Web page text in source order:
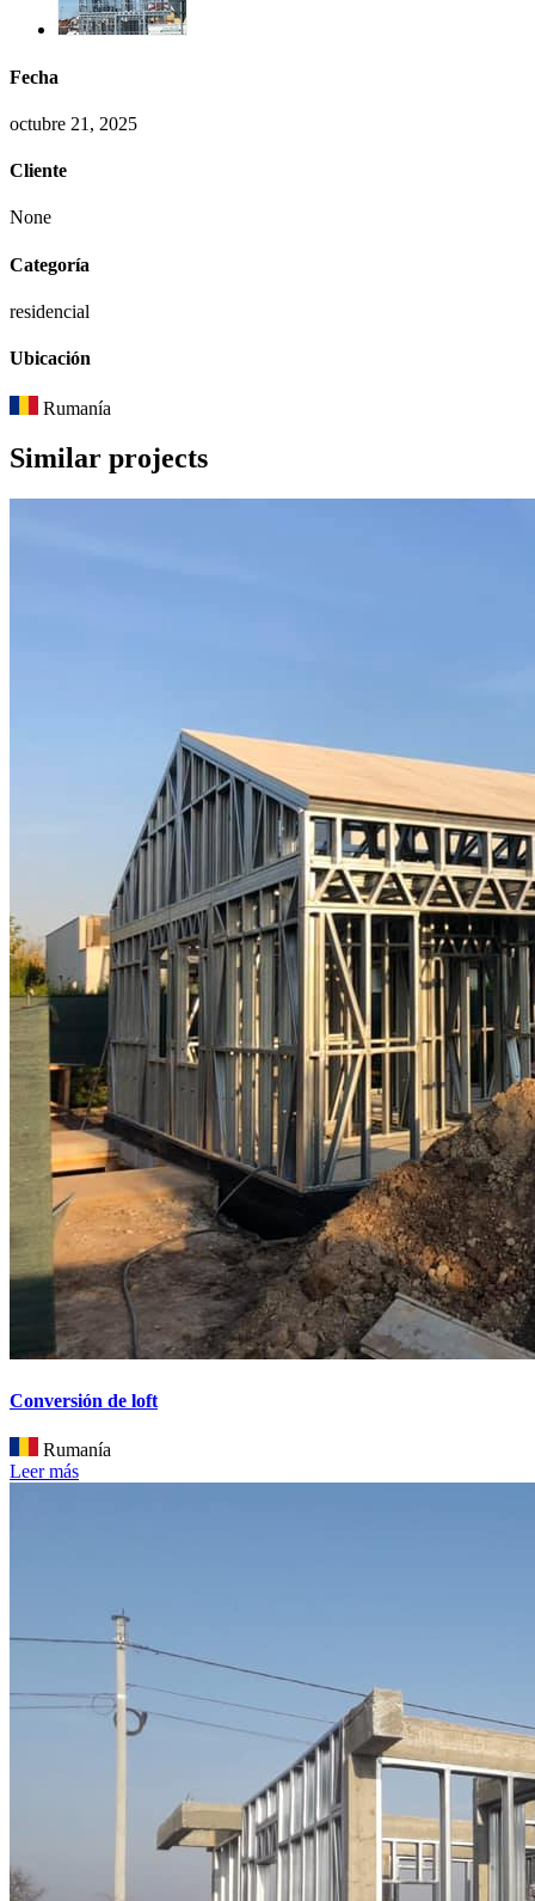
Fecha
octubre 21, 2025
Cliente
None
Categoría
residencial
Ubicación
Rumanía
Similar projects
Conversión de loft
Rumanía
Leer más